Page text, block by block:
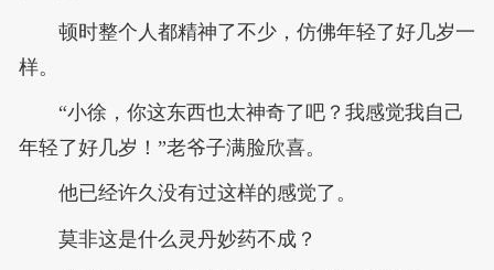
顿时整个人都精神了不少，仿佛年轻了好几岁一
样。
“小徐，你这东西也太神奇了吧？我感觉我自己
年轻了好几岁！”老爷子满脸欣喜。
他已经许久没有过这样的感觉了。
莫非这是什么灵丹妙药不成？